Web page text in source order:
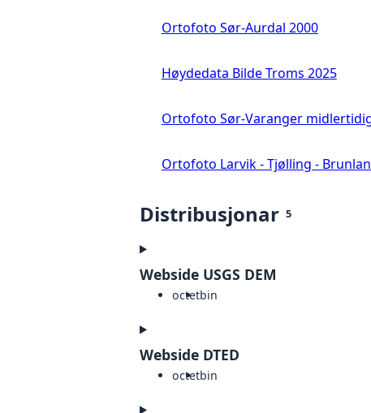
Ortofoto Sør-Aurdal 2000
Høydedata Bilde Troms 2025
Ortofoto Sør-Varanger
Ortofoto Larvik - Tjølling -
Distribusjonar 5
Webside USGS DEM
octetbin
Webside DTED
octetbin